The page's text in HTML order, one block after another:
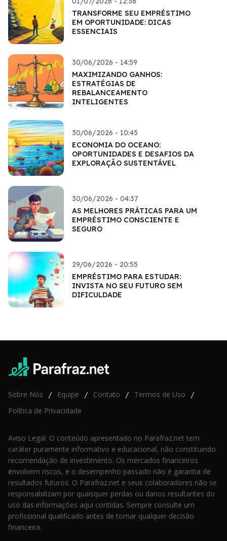
TRANSFORME SEU EMPRÉSTIMO
EM OPORTUNIDADE: DICAS
ESSENCIAIS
30/06/2026 - 14:59
MAXIMIZANDO GANHOS:
ESTRATÉGIAS DE
REBALANCEAMENTO
INTELIGENTES
30/06/2026 - 10:45
ECONOMIA DO OCEANO:
OPORTUNIDADES E DESAFIOS DA
EXPLORAÇÃO SUSTENTÁVEL
30/06/2026 - 04:37
AS MELHORES PRÁTICAS PARA UM
EMPRÉSTIMO CONSCIENTE E
SEGURO
29/06/2026 - 20:55
EMPRÉSTIMO PARA ESTUDAR:
INVISTA NO SEU FUTURO SEM
DIFICULDADE
Sobre Nós / Equipe / Contato / Termos de Uso /
Política de Privacidade
Aviso Legal: O conteúdo apresentado no Parafraz.net tem
caráter puramente informativo e educacional, não constituindo
recomendação de investimento. Os mercados financeiros
envolvem riscos, e o desempenho passado não é garantia de
resultados futuros. O Parafraz.net e seus colaboradores não se
responsabilizam por quaisquer perdas ou danos resultantes do
uso das informações aqui contidas. Sempre consulte um
profissional qualificado antes de tomar qualquer decisão
financeira.